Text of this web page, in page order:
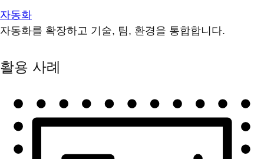
자동화
자동화를 확장하고 기술, 팀, 환경을 통합합니다.
활용 사례